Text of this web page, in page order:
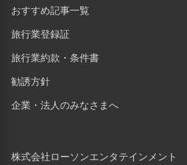
おすすめ記事一覧
旅行業登録証
旅行業約款・条件書
勧誘方針
企業・法人のみなさまへ
株式会社ローソンエンタテインメント